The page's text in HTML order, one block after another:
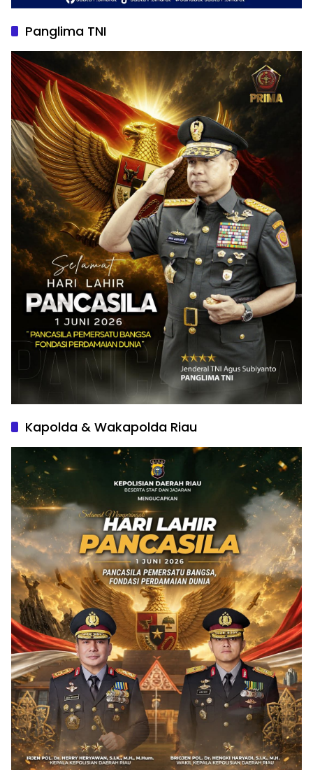
Panglima TNI
Kapolda & Wakapolda Riau